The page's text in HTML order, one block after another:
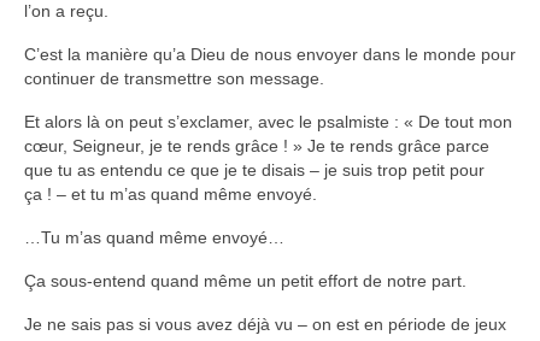
l’on a reçu.
C’est la manière qu’a Dieu de nous envoyer dans le monde pour
continuer de transmettre son message.
Et alors là on peut s’exclamer, avec le psalmiste : « De tout mon
cœur, Seigneur, je te rends grâce ! » Je te rends grâce parce
que tu as entendu ce que je te disais – je suis trop petit pour
ça ! – et tu m’as quand même envoyé.
…Tu m’as quand même envoyé…
Ça sous-entend quand même un petit effort de notre part.
Je ne sais pas si vous avez déjà vu – on est en période de jeux